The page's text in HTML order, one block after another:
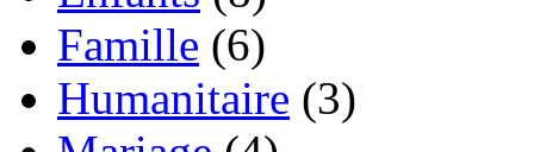
Famille (6)
Humanitaire (3)